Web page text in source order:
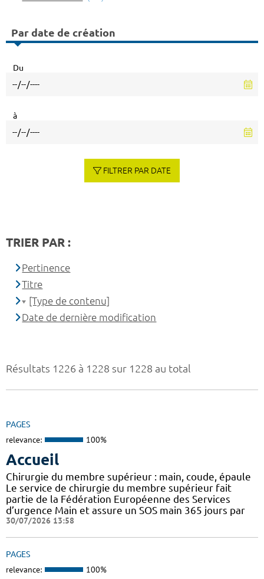
Résultats 1226 à 1228 sur 1228 au total
PAGES
relevance: 100%
Accueil
Chirurgie du membre supérieur : main, coude, épaule
Le service de chirurgie du membre supérieur fait
partie de la Fédération Européenne des Services
d’urgence Main et assure un SOS main 365 jours par
30/07/2026 13:58
PAGES
relevance: 100%
Par date de création
Du
à
FILTRER PAR DATE
TRIER PAR :
Pertinence
Titre
[Type de contenu]
Date de dernière modification